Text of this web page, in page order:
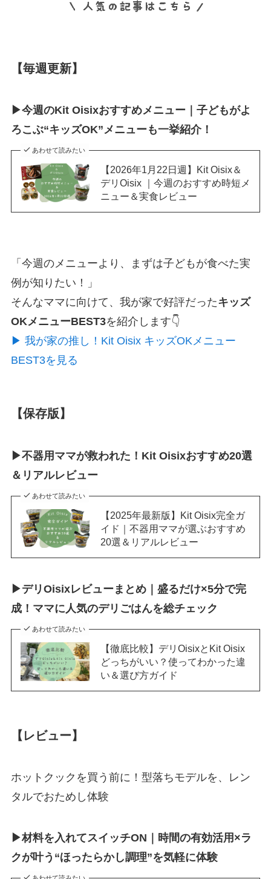
【毎週更新】
▶今週のKit Oisixおすすめメニュー｜子どもがよ
ろこぶ“キッズOK”メニューも一挙紹介！
あわせて読みたい
【2026年1月22日週】Kit Oisix＆
デリOisix ｜今週のおすすめ時短メ
ニュー＆実食レビュー
「今週のメニューより、まずは子どもが食べた実
例が知りたい！」
そんなママに向けて、我が家で好評だったキッズ
OKメニューBEST3を紹介します👇
▶ 我が家の推し！Kit Oisix キッズOKメニュー
BEST3を見る
【保存版】
▶不器用ママが救われた！Kit Oisixおすすめ20選
＆リアルレビュー
あわせて読みたい
【2025年最新版】Kit Oisix完全ガ
イド｜不器用ママが選ぶおすすめ
20選＆リアルレビュー
▶デリOisixレビューまとめ｜盛るだけ×5分で完
成！ママに人気のデリごはんを総チェック
あわせて読みたい
【徹底比較】デリOisixとKit Oisix
どっちがいい？使ってわかった違
い＆選び方ガイド
【レビュー】
ホットクックを買う前に！型落ちモデルを、レン
タルでおためし体験
▶材料を入れてスイッチON｜時間の有効活用×ラ
クが叶う“ほったらかし調理”を気軽に体験